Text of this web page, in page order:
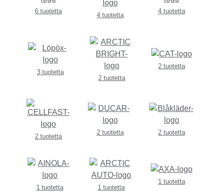
6 tuotetta
4 tuotetta
4 tuotetta
3 tuotetta
2 tuotetta
2 tuotetta
2 tuotetta
2 tuotetta 2 tuotetta
1 tuotetta 1 tuotetta
1 tuotetta